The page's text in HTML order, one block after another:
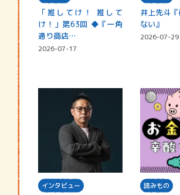
「推してけ！ 推して
け！」第63回 ◆『一角
通り商店…
2026-07-17
井上先斗
ない』
2026-07-29
インタビュー 読みもの